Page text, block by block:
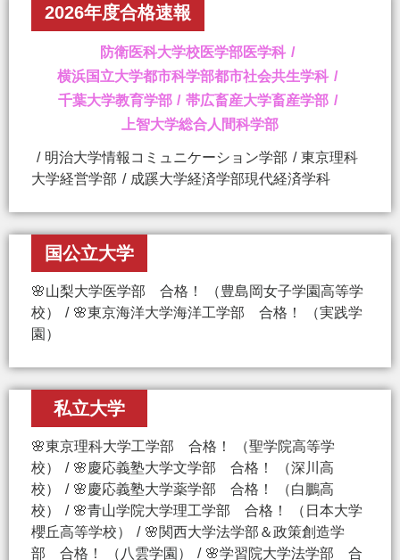
2026年度合格速報
防衛医科大学校医学部医学科
横浜国立大学都市科学部都市社会共生学科
千葉大学教育学部
帯広畜産大学畜産学部
上智大学総合人間科学部
明治大学情報コミュニケーション学部
東京理科
大学経営学部
成蹊大学経済学部現代経済学科
国公立大学
🌸山梨大学医学部 合格！ （豊島岡女子学園高等学
校）
🌸東京海洋大学海洋工学部 合格！ （実践学
園）
私立大学
🌸東京理科大学工学部 合格！ （聖学院高等学
校）
🌸慶応義塾大学文学部 合格！ （深川高
校）
🌸慶応義塾大学薬学部 合格！ （白鵬高
校）
🌸青山学院大学理工学部 合格！ （日本大学
櫻丘高等学校）
🌸関西大学法学部＆政策創造学
部 合格！ （八雲学園）
🌸学習院大学法学部 合